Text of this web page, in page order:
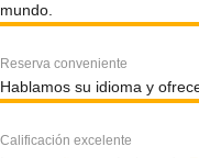
mundo.
Reserva conveniente
Hablamos su idioma y
Calificación excelente